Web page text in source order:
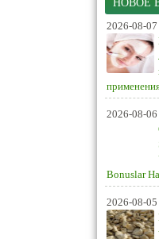
НОВОЕ
2026-08-07
2026-08-06
Bonuslar
2026-08-05